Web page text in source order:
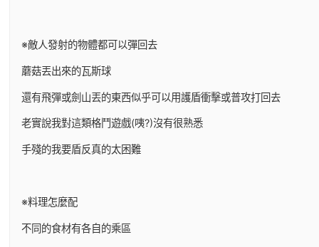
※敵人發射的物體都可以彈回去
蘑菇丟出來的瓦斯球
還有飛彈或劍山丟的東西似乎可以用護盾衝擊或普攻打回去
老實說我對這類格鬥遊戲(咦?)沒有很熟悉
手殘的我要盾反真的太困難
※料理怎麼配
不同的食材有各自的乘區